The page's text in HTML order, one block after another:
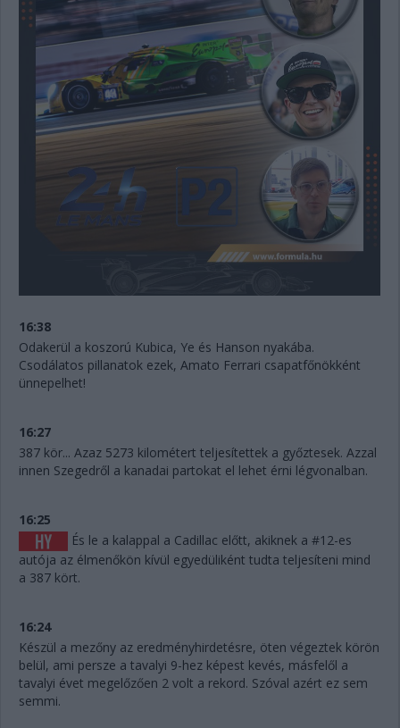
16:38
Odakerül a koszorú Kubica, Ye és Hanson nyakába.
Csodálatos pillanatok ezek, Amato Ferrari csapatfőnökként
ünnepelhet!
16:27
387 kör... Azaz 5273 kilométert teljesítettek a győztesek. Azzal
innen Szegedről a kanadai partokat el lehet érni légvonalban.
16:25
És le a kalappal a Cadillac előtt, akiknek a #12-es
autója az élmenőkön kívül egyedüliként tudta teljesíteni mind
a 387 kört.
16:24
Készül a mezőny az eredményhirdetésre, öten végeztek körön
belül, ami persze a tavalyi 9-hez képest kevés, másfelől a
tavalyi évet megelőzően 2 volt a rekord. Szóval azért ez sem
semmi.